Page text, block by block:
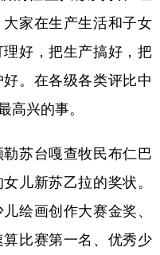
家在生产生活和子女
好，把生产搞好，把
。在各级各类评比中
兴的事。
苏台嘎查牧民布仁巴
儿新苏乙拉的奖状。
绘画创作大赛金奖、
比赛第一名、优秀少